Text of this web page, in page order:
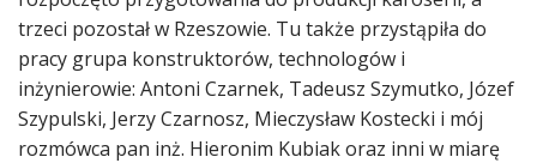
trzeci pozostał w Rzeszowie. Tu także przystąpiła do
pracy grupa konstruktorów, technologów i
inżynierowie: Antoni Czarnek, Tadeusz Szymutko, Józef
Szypulski, Jerzy Czarnosz, Mieczysław Kostecki i mój
rozmówca pan inż. Hieronim Kubiak oraz inni w miarę